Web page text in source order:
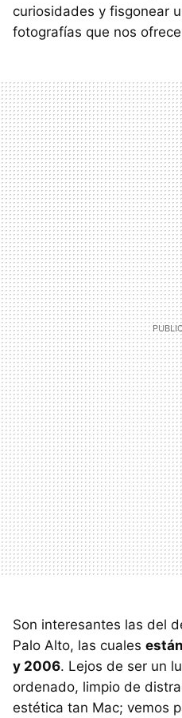
curiosidades y fisgonear
fotografías que nos
Son interesantes las del
Palo Alto, las cuales
y 2006. Lejos de ser un
ordenado, limpio de
estética tan Mac; vemos